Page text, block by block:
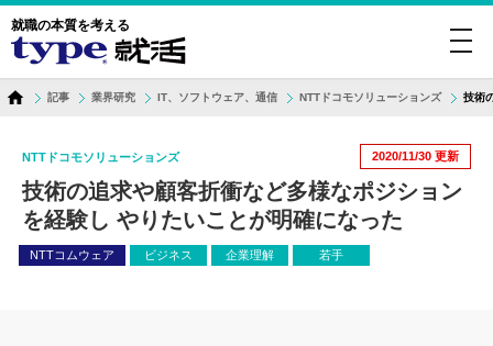
就職の本質を考える
記事 業界研究 IT、ソフトウェア、通信 NTTドコモソリューションズ 技術
2020/11/30 更新
NTTドコモソリューションズ
技術の追求や顧客折衝など多様なポジション
を経験し やりたいことが明確になった
NTTコムウェア ビジネス 企業理解 若手